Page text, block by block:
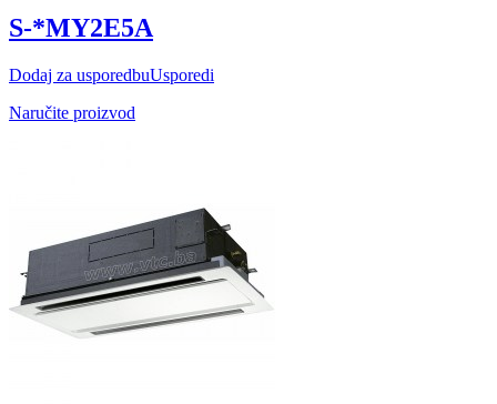
S-*MY2E5A
Dodaj za usporedbuUsporedi
Naručite proizvod